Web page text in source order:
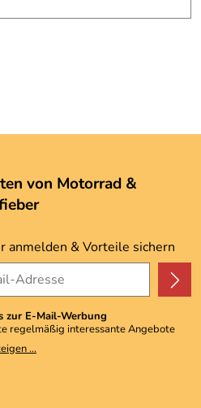
von Motorrad &
anmelden & Vorteile sichern
zur E-Mail-Werbung
regelmäßig interessante Angebote
erhalten. Meine E-Mail-Adresse wird
Unternehmen weitergegeben. Zu
...